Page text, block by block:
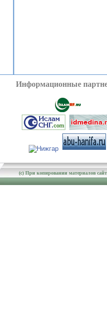
Информационные
(c) При копировании материалов